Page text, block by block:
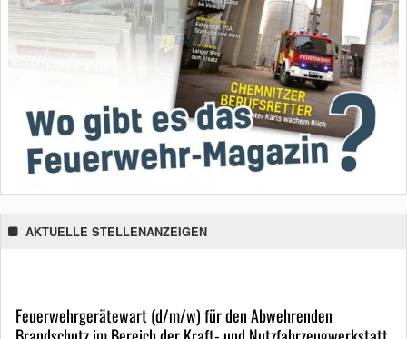
AKTUELLE STELLENANZEIGEN
Feuerwehrgerätewart (d/m/w) für den Abwehrenden